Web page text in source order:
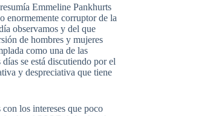
Emmeline Pankhurts
enormemente corruptor de la
observamos y del que
de hombres y mujeres
como una de las
se está discutiendo por el
y despreciativa que tiene
los intereses que poco